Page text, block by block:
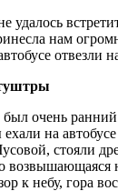
удалось
нам
отвезли
очень
на
стояли
к небу, гора